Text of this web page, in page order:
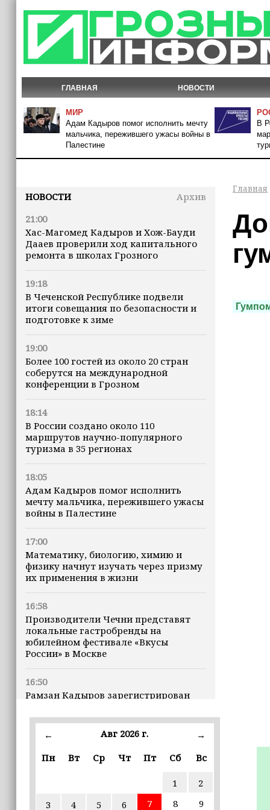
ГЛАВНАЯ НОВОСТИ
МИР
Адам Кадыров помог исполнить мечту
мальчика, пережившего ужасы войны в
Палестине
В
НОВОСТИ
Архив
21:00
Хас-Магомед Кадыров и Хож-Бауди
Дааев проверили ход капитального
ремонта в школах Грозного
19:18
В Чеченской Республике подвели
итоги совещания по безопасности и
подготовке к зиме
19:00
Более 100 гостей из около 20 стран
соберутся на международной
конференции в Грозном
18:14
В России создано около 110
маршрутов научно-популярного
туризма в 35 регионах
18:05
Адам Кадыров помог исполнить
мечту мальчика, пережившего ужасы
войны в Палестине
17:00
Математику, биологию, химию и
физику начнут изучать через призму
их применения в жизни
16:58
Производители Чечни представят
локальные гастробренды на
юбилейном фестивале «Вкусы
России» в Москве
16:50
Рамзан Кадыров зарегистрирован
16:47
землетрясения, рассказала
16:12
← Авг 2026 г.
→
Пн
Вт Ср Чт Пт Сб Вс
1
2
3
4 5 6 7 8
9
Главная